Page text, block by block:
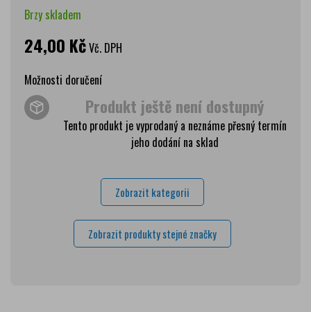
Brzy skladem
24,00 KčVč. DPH
Možnosti doručení
Wolt doprava
zdarma
PPL Parcelshop
79 Kč
Česká pošta Balíkovna
Osobní odběr Pražákova
zdarma
Osobní odběr Kounicova
zdarma
Česká pošta
zdarma
Produkt ještě není dostupný
Tento produkt je vyprodaný a neznáme přesný termín
jeho dodání na sklad
Zobrazit kategorii
Zobrazit produkty stejné značky